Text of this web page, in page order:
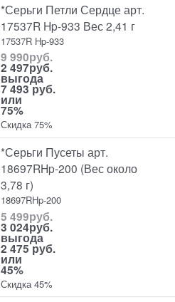
*Серьги Петли Сердце арт.
17537R Hp-933 Вес 2,41 г
17537R Hp-933
9 990руб.
2 497руб.
выгода
7 493 руб.
или
75%
Скидка 75%
*Серьги Пусеты арт.
18697RHp-200 (Вес около
3,78 г)
18697RHp-200
5 499руб.
3 024руб.
выгода
2 475 руб.
или
45%
Скидка 45%